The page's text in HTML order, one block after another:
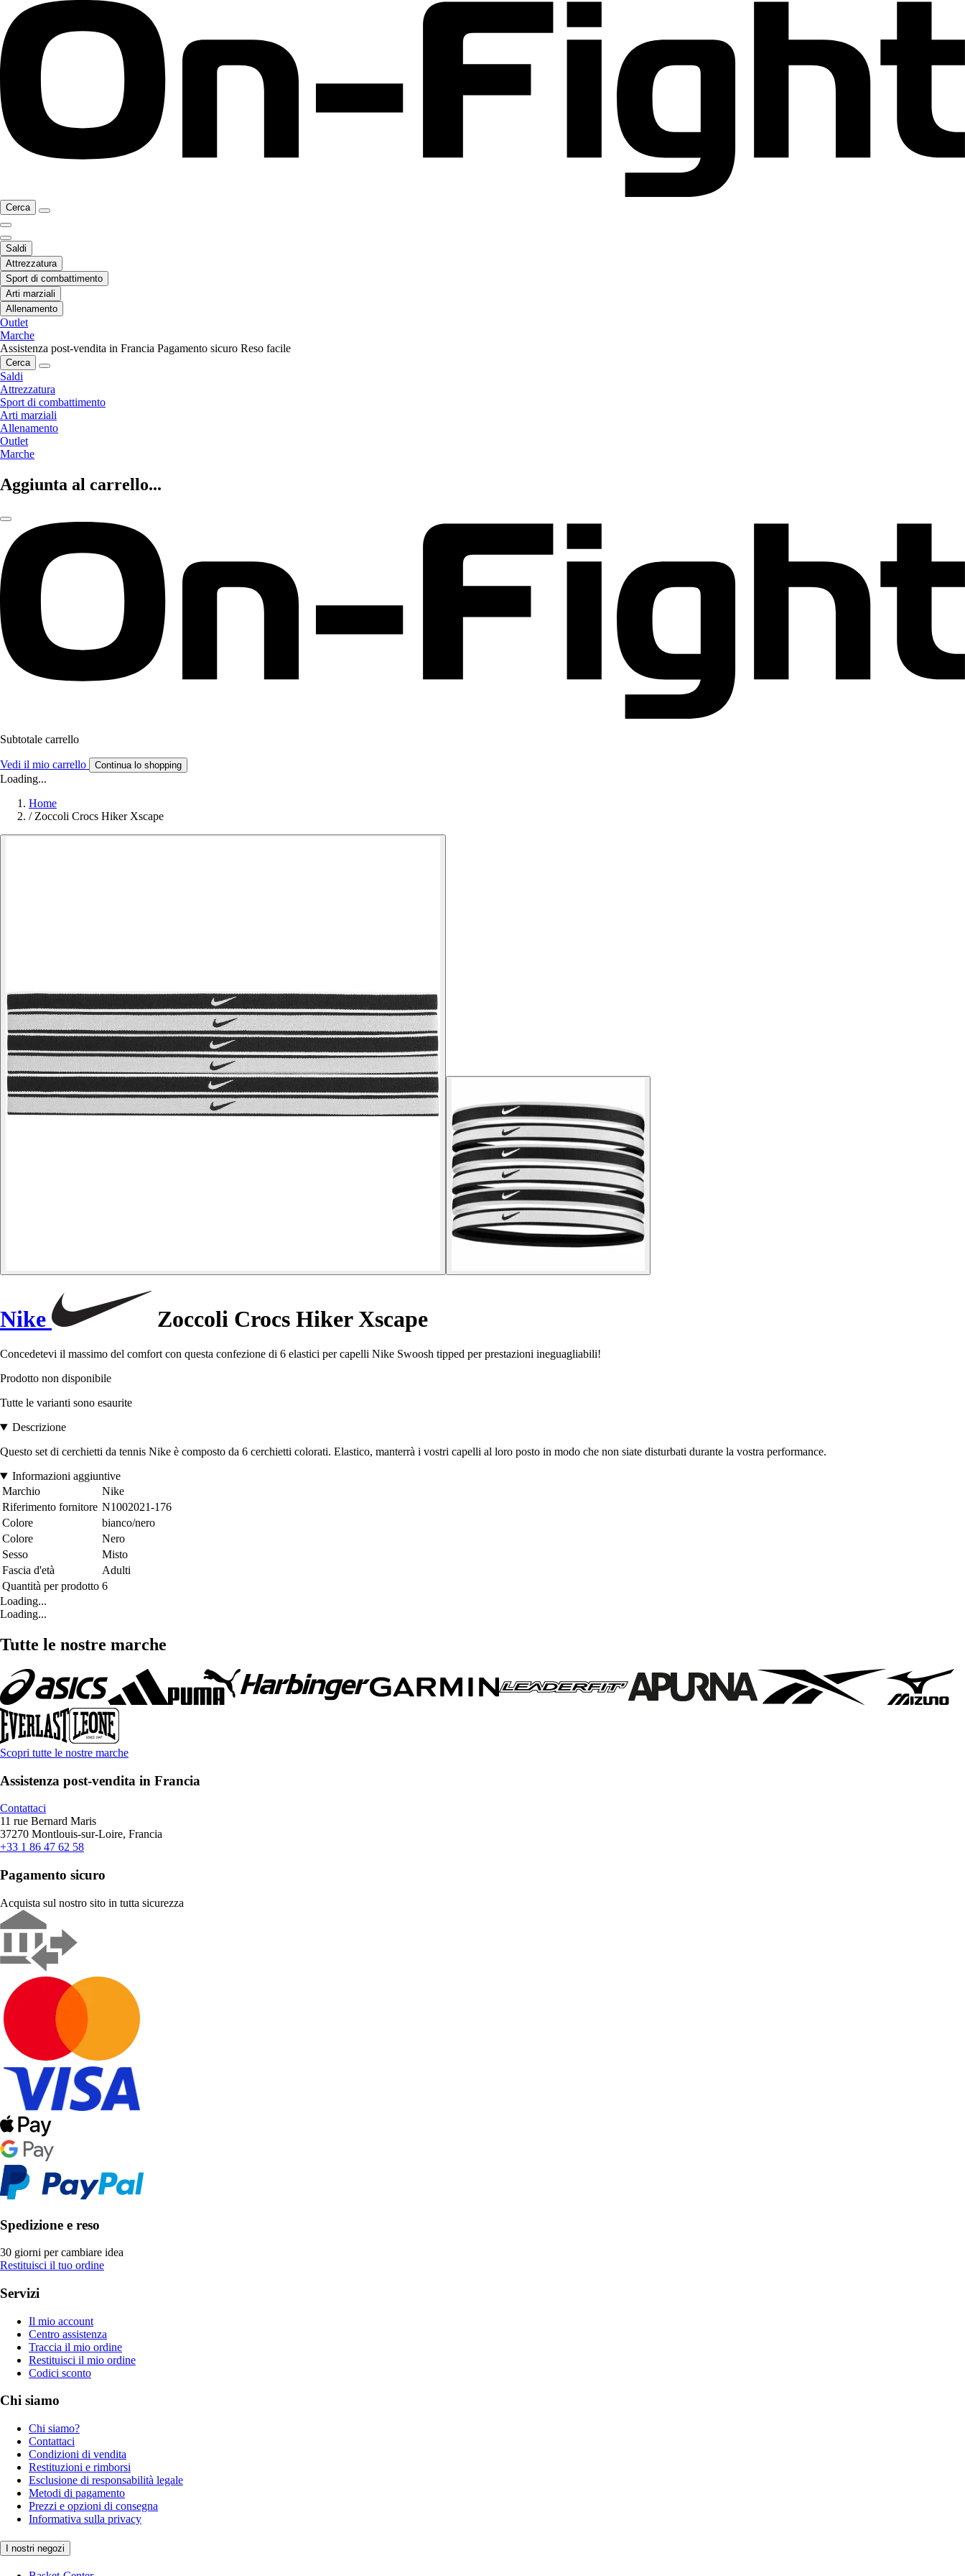
Cerca
Saldi
Attrezzatura
Sport di combattimento
Arti marziali
Allenamento
Outlet
Marche
Assistenza post-vendita in Francia Pagamento sicuro Reso facile
Cerca
Saldi
Attrezzatura
Sport di combattimento
Arti marziali
Allenamento
Outlet
Marche
Aggiunta al carrello...
Subtotale carrello
Vedi il mio carrello Continua lo shopping
Loading...
Home
/ Zoccoli Crocs Hiker Xscape
Nike Zoccoli Crocs Hiker Xscape
Concedetevi il massimo del comfort con questa confezione di 6 elastici per capelli Nike Swoosh tipped per prestazioni ineguagliabili!
Prodotto non disponibile
Tutte le varianti sono esaurite
Descrizione
Questo set di cerchietti da tennis Nike è composto da 6 cerchietti colorati. Elastico, manterrà i vostri capelli al loro posto in modo che non siate disturbati durante la vostra performance.
Informazioni aggiuntive
Marchio
Nike
Riferimento fornitore N1002021-176
Colore
bianco/nero
Colore
Nero
Sesso
Misto
Fascia d'età
Adulti
Quantità per prodotto 6
Loading...
Loading...
Tutte le nostre marche
Scopri tutte le nostre marche
Assistenza post-vendita in Francia
Contattaci
11 rue Bernard Maris
37270 Montlouis-sur-Loire, Francia
+33 1 86 47 62 58
Pagamento sicuro
Acquista sul nostro sito in tutta sicurezza
Spedizione e reso
30 giorni per cambiare idea
Restituisci il tuo ordine
Servizi
Il mio account
Centro assistenza
Traccia il mio ordine
Restituisci il mio ordine
Codici sconto
Chi siamo
Chi siamo?
Contattaci
Condizioni di vendita
Restituzioni e rimborsi
Esclusione di responsabilità legale
Metodi di pagamento
Prezzi e opzioni di consegna
Informativa sulla privacy
I nostri negozi